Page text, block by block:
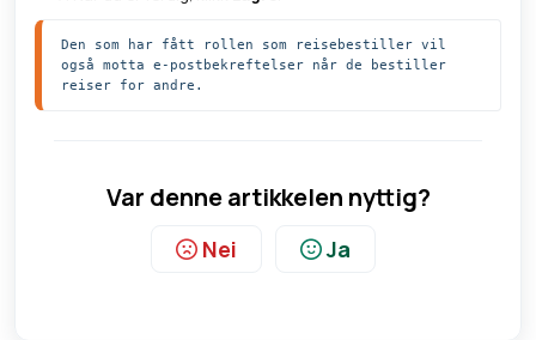
Den som har fått rollen som reisebestiller vil
også motta e-postbekreftelser når de bestiller
reiser for andre.
Var denne artikkelen nyttig?
Nei Ja